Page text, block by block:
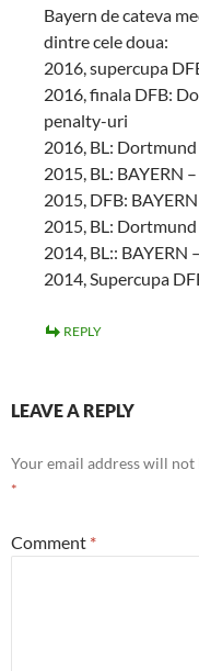
Bayern de cateva
dintre cele doua:
2016, supercupa
2016, finala DFB:
penalty-uri
2016, BL:
2015, BL: BAYERN
2015, DFB:
2015, BL: Dortmund
2014, BL:: BAYERN
2014, Supercupa
REPLY
LEAVE A REPLY
Your email address will not
*
Comment *